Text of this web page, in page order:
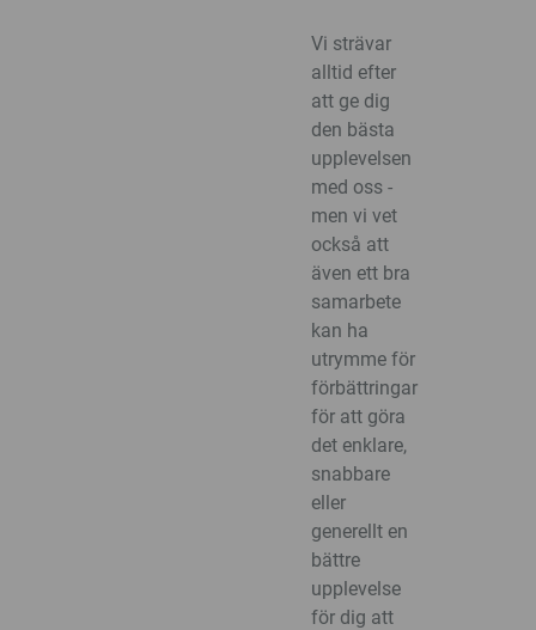
Vi strävar
alltid efter
att ge dig
den bästa
upplevelsen
med oss -
men vi vet
också att
även ett bra
samarbete
kan ha
utrymme för
förbättringar
för att göra
det enklare,
snabbare
eller
generellt en
bättre
upplevelse
för dig att